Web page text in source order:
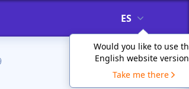
ES
Would you like to use
English website
Take me there